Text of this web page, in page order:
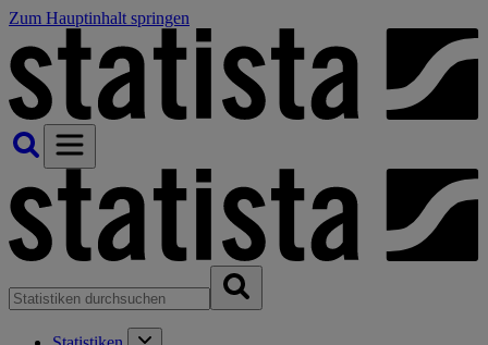
Zum Hauptinhalt springen